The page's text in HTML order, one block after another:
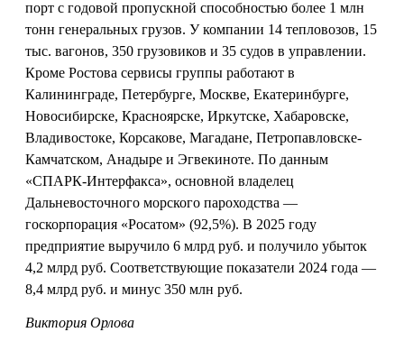
порт с годовой пропускной способностью более 1 млн
тонн генеральных грузов. У компании 14 тепловозов, 15
тыс. вагонов, 350 грузовиков и 35 судов в управлении.
Кроме Ростова сервисы группы работают в
Калининграде, Петербурге, Москве, Екатеринбурге,
Новосибирске, Красноярске, Иркутске, Хабаровске,
Владивостоке, Корсакове, Магадане, Петропавловске-
Камчатском, Анадыре и Эгвекиноте. По данным
«СПАРК-Интерфакса», основной владелец
Дальневосточного морского пароходства —
госкорпорация «Росатом» (92,5%). В 2025 году
предприятие выручило 6 млрд руб. и получило убыток
4,2 млрд руб. Соответствующие показатели 2024 года —
8,4 млрд руб. и минус 350 млн руб.
Виктория Орлова